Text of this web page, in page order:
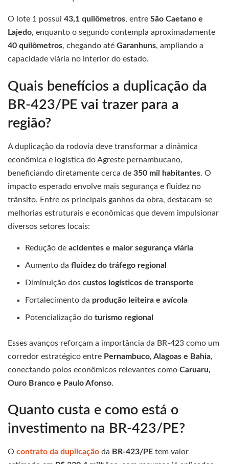
O lote 1 possui 43,1 quilômetros, entre São Caetano e
Lajedo, enquanto o segundo contempla aproximadamente
40 quilômetros, chegando até Garanhuns, ampliando a
capacidade viária no interior do estado.
Quais benefícios a duplicação da
BR-423/PE vai trazer para a
região?
A duplicação da rodovia deve transformar a dinâmica
econômica e logística do Agreste pernambucano,
beneficiando diretamente cerca de 350 mil habitantes. O
impacto esperado envolve mais segurança e fluidez no
trânsito. Entre os principais ganhos da obra, destacam-se
melhorias estruturais e econômicas que devem impulsionar
diversos setores locais:
Redução deacidentes e maior segurança viária
Aumento dafluidez do tráfego regional
Diminuição doscustos logísticos de transporte
Fortalecimento da produção leiteira e avícola
Potencialização doturismo regional
Esses avanços reforçam a importância da BR-423 como um
corredor estratégico entre Pernambuco, Alagoas e Bahia,
conectando polos econômicos relevantes como Caruaru,
Ouro Branco e Paulo Afonso.
Quanto custa e como está o
investimento na BR-423/PE?
O contrato da duplicação da BR-423/PE tem valor